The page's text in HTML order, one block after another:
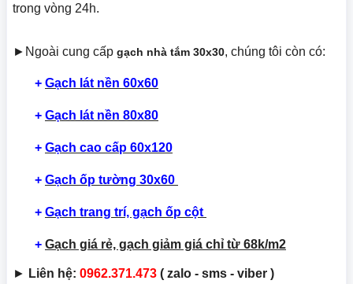
trong vòng 24h.
►Ngoài cung cấp gạch nhà tắm 30x30, chúng tôi còn có:
+ Gạch lát nền 60x60
+ Gạch lát nền 80x80
+ Gạch cao cấp 60x120
+ Gạch ốp tường 30x60
+ Gạch trang trí, gạch ốp cột
+ Gạch giá rẻ, gạch giảm giá chỉ từ 68k/m2
► Liên hệ: 0962.371.473 ( zalo - sms - viber )